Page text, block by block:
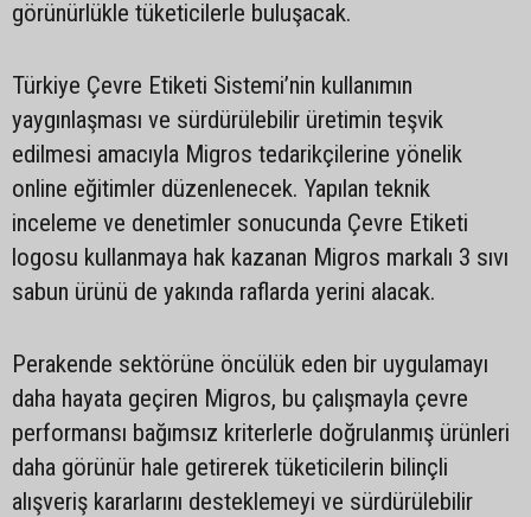
görünürlükle tüketicilerle buluşacak.
Türkiye Çevre Etiketi Sistemi’nin kullanımın
yaygınlaşması ve sürdürülebilir üretimin teşvik
edilmesi amacıyla Migros tedarikçilerine yönelik
online eğitimler düzenlenecek. Yapılan teknik
inceleme ve denetimler sonucunda Çevre Etiketi
logosu kullanmaya hak kazanan Migros markalı 3 sıvı
sabun ürünü de yakında raflarda yerini alacak.
Perakende sektörüne öncülük eden bir uygulamayı
daha hayata geçiren Migros, bu çalışmayla çevre
performansı bağımsız kriterlerle doğrulanmış ürünleri
daha görünür hale getirerek tüketicilerin bilinçli
alışveriş kararlarını desteklemeyi ve sürdürülebilir